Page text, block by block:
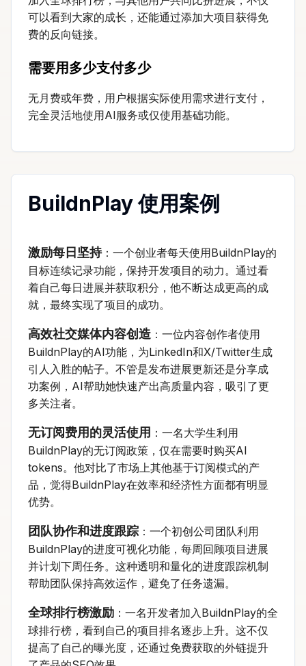
可以看到大家的成长，还能通过添加大项目获得免
费的反向链接。
需要用多少支付多少
无月费或年费，用户根据实际使用需求进行支付，
完全灵活地使用AI服务或仅使用基础功能。
BuildnPlay 使用案例
激励每日坚持：一个创业者每天使用BuildnPlay的
目标连续记录功能，保持开发项目的动力。通过看
着自己每日进展并获取积分，他不断达成更高的成
就，最终实现了项目的成功。
高效社交媒体内容创造 ：一位内容创作者使用
BuildnPlay的AI功能，为LinkedIn和X/Twitter生成
引人入胜的帖子。不管是发布进展更新还是分享成
功案例，AI帮助她快速产出高质量内容，吸引了更
多关注者。
无订阅费用的灵活使用 ：一名大学生利用
BuildnPlay的无订阅政策，仅在需要时购买AI
tokens。他对比了市场上其他基于订阅模式的产
品，觉得BuildnPlay在效率和经济性方面都有明显
优势。
团队协作和进度跟踪 ：一个初创公司团队利用
BuildnPlay的进度可视化功能，每周回顾项目进展
并计划下周任务。这种透明和量化的进度跟踪机制
帮助团队保持高效运作，避免了任务遗漏。
全球排行榜激励 ：一名开发者加入BuildnPlay的全
球排行榜，看到自己的项目排名逐步上升。这不仅
提高了自己的曝光度，还通过免费获取的外链提升